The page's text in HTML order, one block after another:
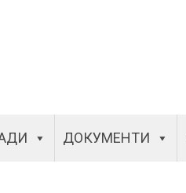
ДОКУМЕНТИ